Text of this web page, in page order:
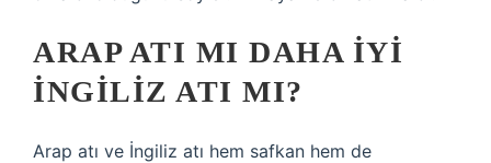
ARAP ATI MI DAHA IYI
İNGILIZ ATI MI?
Arap atı ve İngiliz atı hem safkan hem de